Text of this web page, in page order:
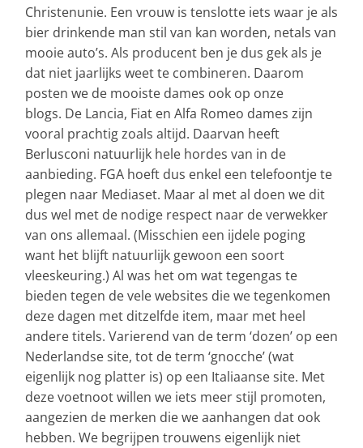
Christenunie. Een vrouw is tenslotte iets waar je als
bier drinkende man stil van kan worden, netals van
mooie auto’s. Als producent ben je dus gek als je
dat niet jaarlijks weet te combineren. Daarom
posten we de mooiste dames ook op onze
blogs. De Lancia, Fiat en Alfa Romeo dames zijn
vooral prachtig zoals altijd. Daarvan heeft
Berlusconi natuurlijk hele hordes van in de
aanbieding. FGA hoeft dus enkel een telefoontje te
plegen naar Mediaset. Maar al met al doen we dit
dus wel met de nodige respect naar de verwekker
van ons allemaal. (Misschien een ijdele poging
want het blijft natuurlijk gewoon een soort
vleeskeuring.) Al was het om wat tegengas te
bieden tegen de vele websites die we tegenkomen
deze dagen met ditzelfde item, maar met heel
andere titels. Varierend van de term ‘dozen’ op een
Nederlandse site, tot de term ‘gnocche’ (wat
eigenlijk nog platter is) op een Italiaanse site. Met
deze voetnoot willen we iets meer stijl promoten,
aangezien de merken die we aanhangen dat ook
hebben. We begrijpen trouwens eigenlijk niet